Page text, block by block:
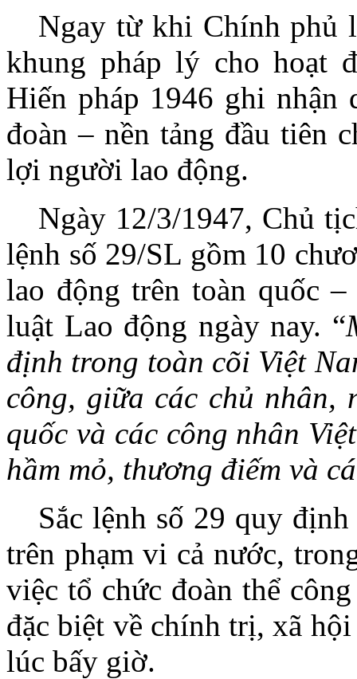
Ngay từ khi Chính phủ
khung pháp lý cho hoạt
Hiến pháp 1946 ghi nhận
đoàn – nền tảng đầu tiên
lợi người lao động.
Ngày 12/3/1947, Chủ
lệnh số 29/SL gồm 10
lao động trên toàn quốc
luật Lao động ngày nay. “
định trong toàn cõi Việt
công, giữa các chủ nhân,
quốc và các công nhân
hầm mỏ, thương điếm và
Sắc lệnh số 29 quy
trên phạm vi cả nước,
việc tổ chức đoàn thể
đặc biệt về chính trị, xã
lúc bấy giờ.